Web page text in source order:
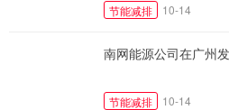
节能减排 10-14
南网能源公司在广州
节能减排 10-14